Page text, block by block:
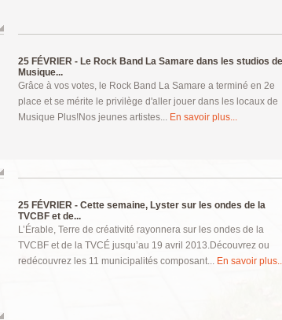
25 FÉVRIER - Le Rock Band La Samare dans les studios de
Musique...
Grâce à vos votes, le Rock Band La Samare a terminé en 2e
place et se mérite le privilège d'aller jouer dans les locaux de
Musique Plus!Nos jeunes artistes... En savoir plus...
25 FÉVRIER - Cette semaine, Lyster sur les ondes de la
TVCBF et de...
L’Érable, Terre de créativité rayonnera sur les ondes de la
TVCBF et de la TVCÉ jusqu’au 19 avril 2013.Découvrez ou
redécouvrez les 11 municipalités composant... En savoir